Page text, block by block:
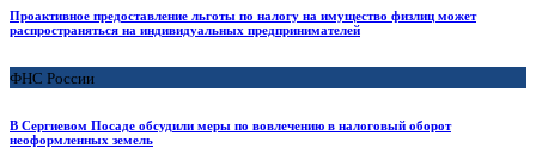
Проактивное предоставление льготы по налогу на имущество физлиц может
распространяться на индивидуальных предпринимателей
ФНС России
В Сергиевом Посаде обсудили меры по вовлечению в налоговый оборот
неоформленных земель